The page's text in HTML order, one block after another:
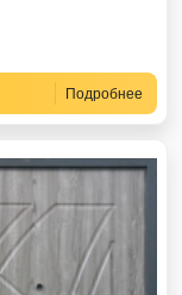
Подробнее